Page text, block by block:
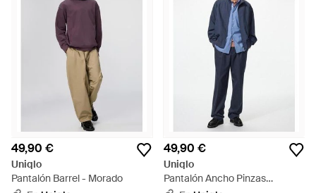
49,90 €
Uniqlo
Pantalón Barrel - Morado
49,90 €
Uniqlo
Pantalón Ancho Pinzas